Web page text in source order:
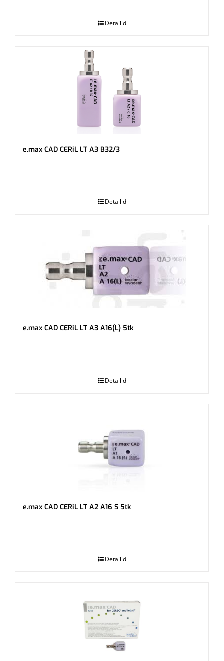
Detailid
e.max CAD CERiL LT A3 B32/3
Detailid
e.max CAD CERiL LT A3 A16(L) 5tk
Detailid
e.max CAD CERiL LT A2 A16 S 5tk
Detailid